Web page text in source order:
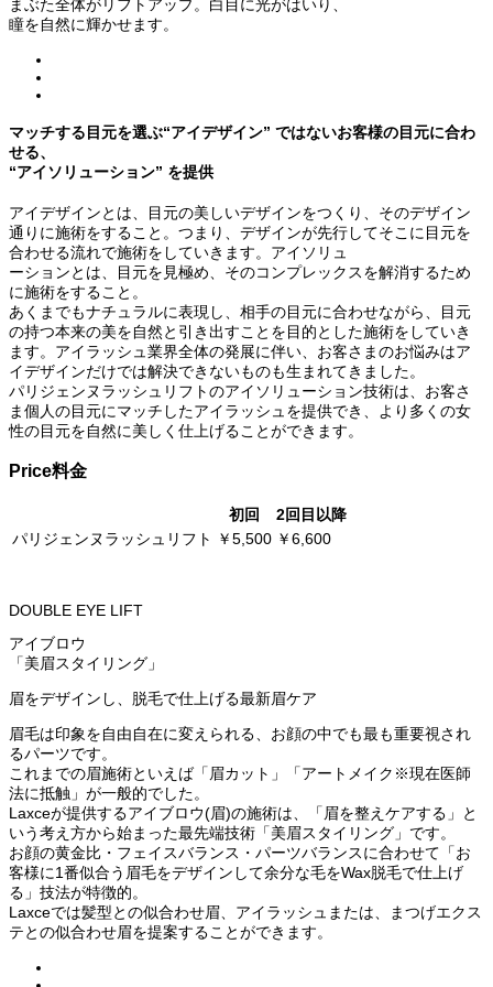
まぶた全体がリフトアップ。⽩⽬に光がはいり、
瞳を⾃然に輝かせます。
マッチする⽬元を選ぶ“アイデザイン” ではないお客様の⽬元に合わ
せる、
“アイソリューション” を提供
アイデザインとは、⽬元の美しいデザインをつくり、そのデザイン
通りに施術をすること。つまり、デザインが先⾏してそこに⽬元を
合わせる流れで施術をしていきます。アイソリュ
ーションとは、⽬元を⾒極め、そのコンプレックスを解消するため
に施術をすること。
あくまでもナチュラルに表現し、相⼿の⽬元に合わせながら、⽬元
の持つ本来の美を⾃然と引き出すことを⽬的とした施術をしていき
ます。アイラッシュ業界全体の発展に伴い、お客さまのお悩みはア
イデザインだけでは解決できないものも⽣まれてきました。
パリジェンヌラッシュリフトのアイソリューション技術は、お客さ
ま個⼈の⽬元にマッチしたアイラッシュを提供でき、より多くの⼥
性の⽬元を⾃然に美しく仕上げることができます。
Price料金
初回
2回目以降
パリジェンヌラッシュリフト
￥5,500 ￥6,600
DOUBLE EYE LIFT
アイブロウ
「美眉スタイリング」
眉をデザインし、脱⽑で仕上げる最新眉ケア
眉⽑は印象を⾃由⾃在に変えられる、お顔の中でも最も重要視され
るパーツです。
これまでの眉施術といえば「眉カット」「アートメイク※現在医師
法に抵触」が⼀般的でした。
Laxceが提供するアイブロウ(眉)の施術は、「眉を整えケアする」と
いう考え⽅から始まった最先端技術「美眉スタイリング」です。
お顔の⻩⾦⽐・フェイスバランス・パーツバランスに合わせて「お
客様に1番似合う眉⽑をデザインして余分な⽑をWax脱⽑で仕上げ
る」技法が特徴的。
Laxceでは髪型との似合わせ眉、アイラッシュまたは、まつげエクス
テとの似合わせ眉を提案することができます。